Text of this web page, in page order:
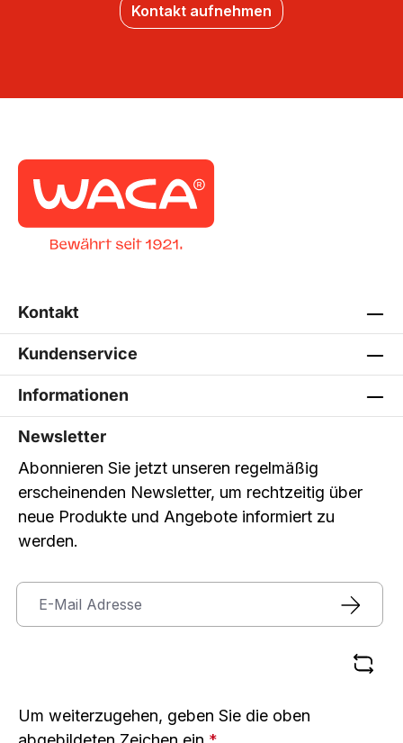
Kontakt aufnehmen
Kontakt
Kundenservice
Informationen
Newsletter
Abonnieren Sie jetzt unseren regelmäßig
erscheinenden Newsletter, um rechtzeitig über
neue Produkte und Angebote informiert zu
werden.
Um weiterzugehen, geben Sie die oben